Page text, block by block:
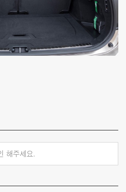
해주세요.